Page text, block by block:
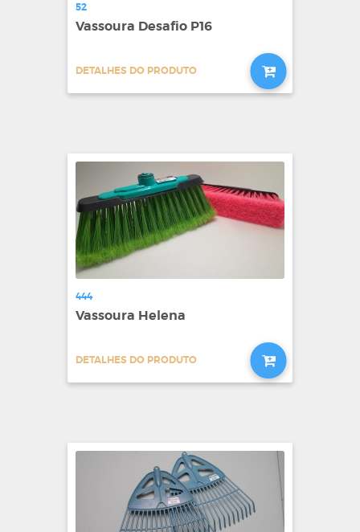
52
Vassoura Desafio P16
DETALHES DO PRODUTO
444
Vassoura Helena
DETALHES DO PRODUTO